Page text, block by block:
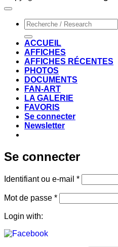
Recherche
pour :
ACCUEIL
AFFICHES
AFFICHES RÉCENTES
PHOTOS
DOCUMENTS
FAN-ART
LA GALERIE
FAVORIS
Se connecter
Newsletter
Se connecter
Identifiant ou e-mail *Obligatoire
Mot de passe *Obligatoire
Login with: